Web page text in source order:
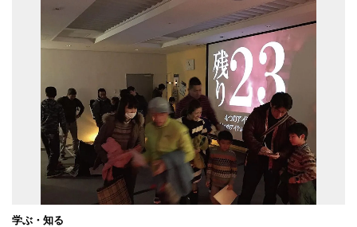
学ぶ・知る